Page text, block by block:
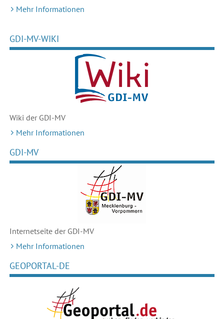
Mehr Informationen
GDI-MV-WIKI
Wiki der GDI-MV
Mehr Informationen
GDI-MV
Internetseite der GDI-MV
Mehr Informationen
GEOPORTAL-DE